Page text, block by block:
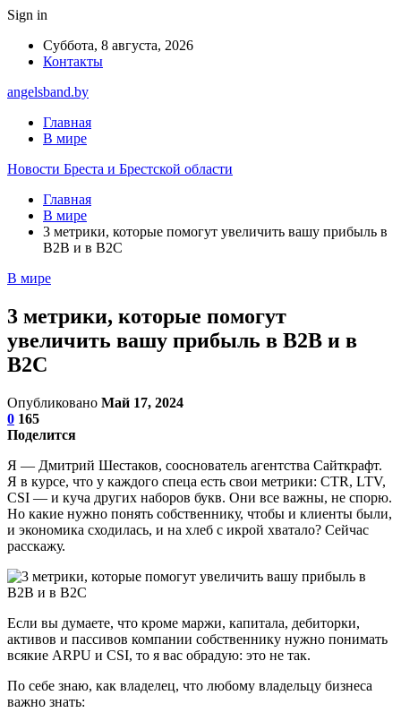
Sign in
Суббота, 8 августа, 2026
Контакты
angelsband.by
Главная
В мире
Новости Бреста и Брестской области
Главная
В мире
3 метрики, которые помогут увеличить вашу прибыль в
B2B и в B2C
В мире
3 метрики, которые помогут
увеличить вашу прибыль в B2B и в
B2C
Опубликовано Май 17, 2024
0 165
Поделится
Я — Дмитрий Шестаков, сооснователь агентства Сайткрафт.
Я в курсе, что у каждого спеца есть свои метрики: CTR, LTV,
CSI — и куча других наборов букв. Они все важны, не спорю.
Но какие нужно понять собственнику, чтобы и клиенты были,
и экономика сходилась, и на хлеб с икрой хватало? Сейчас
расскажу.
Если вы думаете, что кроме маржи, капитала, дебиторки,
активов и пассивов компании собственнику нужно понимать
всякие ARPU и CSI, то я вас обрадую: это не так.
По себе знаю, как владелец, что любому владельцу бизнеса
важно знать: